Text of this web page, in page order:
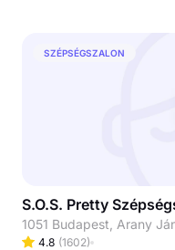
SZÉPSÉGSZALON
S.O.S. Pretty
1051 Budapest, Arany
4.8 (1602)